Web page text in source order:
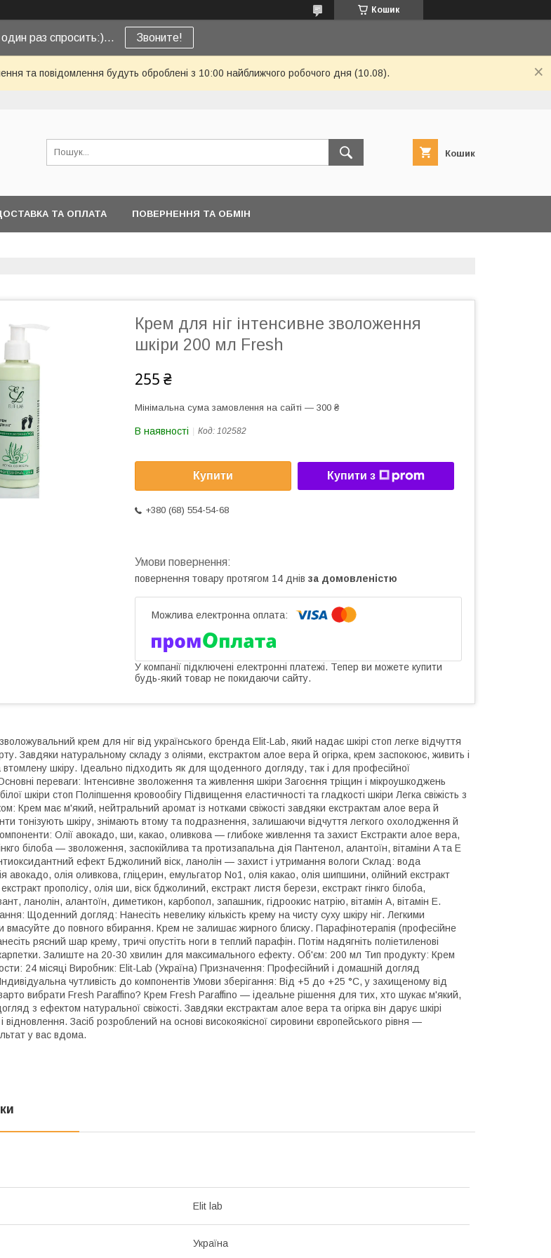
Кошик
раз спросить:)... Звоните!
та повідомлення будуть оброблені з 10:00 найближчого робочого дня (10.08).
Кошик
ТА ОПЛАТА ПОВЕРНЕННЯ ТА ОБМІН
Крем для ніг інтенсивне зволоження
шкіри 200 мл Fresh
255 ₴
Мінімальна сума замовлення на сайті — 300 ₴
В наявності Код: 102582
Купити Купити з
+380 (68) 554-54-68
повернення товару протягом 14 днів за домовленістю
У компанії підключені електронні платежі. Тепер ви можете купити
будь-який товар не покидаючи сайту.
крем для ніг від українського бренда Elit-Lab, який надає шкірі стоп легке відчуття
Завдяки натуральному складу з оліями, екстрактом алое вера й огірка, крем заспокоює, живить і
втомлену шкіру. Ідеально підходить як для щоденного догляду, так і для професійної
переваги: Інтенсивне зволоження та живлення шкіри Загоєння тріщин і мікроушкоджень
шкіри стоп Поліпшення кровообігу Підвищення еластичності та гладкості шкіри Легка свіжість з
Крем має м'який, нейтральний аромат із нотками свіжості завдяки екстрактам алое вера й
тонізують шкіру, знімають втому та подразнення, залишаючи відчуття легкого охолодження й
Олії авокадо, ши, какао, оливкова — глибоке живлення та захист Екстракти алое вера,
білоба — зволоження, заспокійлива та протизапальна дія Пантенол, алантоїн, вітаміни A та E
ефект Бджолиний віск, ланолін — захист і утримання вологи Склад: вода
авокадо, олія оливкова, гліцерин, емульгатор No1, олія какао, олія шипшини, олійний екстракт
прополісу, олія ши, віск бджолиний, екстракт листя берези, екстракт гінкго білоба,
ланолін, алантоїн, диметикон, карбопол, запашник, гідроокис натрію, вітамін А, вітамін Е.
Щоденний догляд: Нанесіть невелику кількість крему на чисту суху шкіру ніг. Легкими
вмасуйте до повного вбирання. Крем не залишає жирного блиску. Парафінотерапія (професійне
рясний шар крему, тричі опустіть ноги в теплий парафін. Потім надягніть поліетиленові
Залиште на 20-30 хвилин для максимального ефекту. Об'єм: 200 мл Тип продукту: Крем
24 місяці Виробник: Elit-Lab (Україна) Призначення: Професійний і домашній догляд
чутливість до компонентів Умови зберігання: Від +5 до +25 °C, у захищеному від
варто вибрати Fresh Paraffino? Крем Fresh Paraffino — ідеальне рішення для тих, хто шукає м'який,
з ефектом натуральної свіжості. Завдяки екстрактам алое вера та огірка він дарує шкірі
відновлення. Засіб розроблений на основі високоякісної сировини європейського рівня —
у вас вдома.
Elit lab
Україна